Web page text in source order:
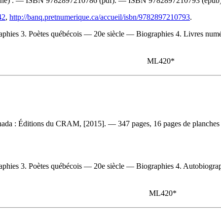
, http://banq.pretnumerique.ca/accueil/isbn/9782897210793.
3. Poètes québécois — 20e siècle — Biographies 4. Livres
ML420*
: Éditions du CRAM, [2015]. — 347 pages, 16 pages de
3. Poètes québécois — 20e siècle — Biographies 4.
ML420*